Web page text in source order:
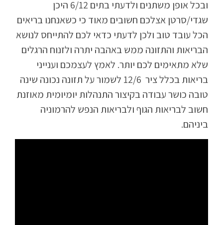
ובכל אופן משתנים ולדעתי בתים 6/12 היכן
שגדי/סרטן אצלכם חשובים מאוד כי כשאנחנו בריאים
הכל עובד טוב ולכן לדעתי כדאי לכם להתייחס לנושא
הבריאות והתזונה ממש באהבה יתרה ולזנוח הרגלים
שלא מתאימים לכם יותר. לאמץ לעצמכם וענייני
בריאות בכלל ציר 12/6 לשמור על תזונה נכונה שינה
טובה כושר עבודה בקיצור התנהלות יומיומית מאוזנת
חשוב לבריאות הגוף ולבריאות הנפש להרמוניה
ביניהם.